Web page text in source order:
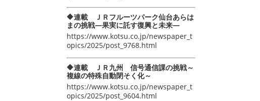
🔶連載 ＪＲフルーツパーク仙台あらは
まの挑戦―果実に託す復興と未来―
https://www.kotsu.co.jp/newspaper_t
opics/2025/post_9768.html
🔶連載 ＪＲ九州 信号通信課の挑戦～
複線の特殊自動閉そく化～
https://www.kotsu.co.jp/newspaper_t
opics/2025/post_9604.html